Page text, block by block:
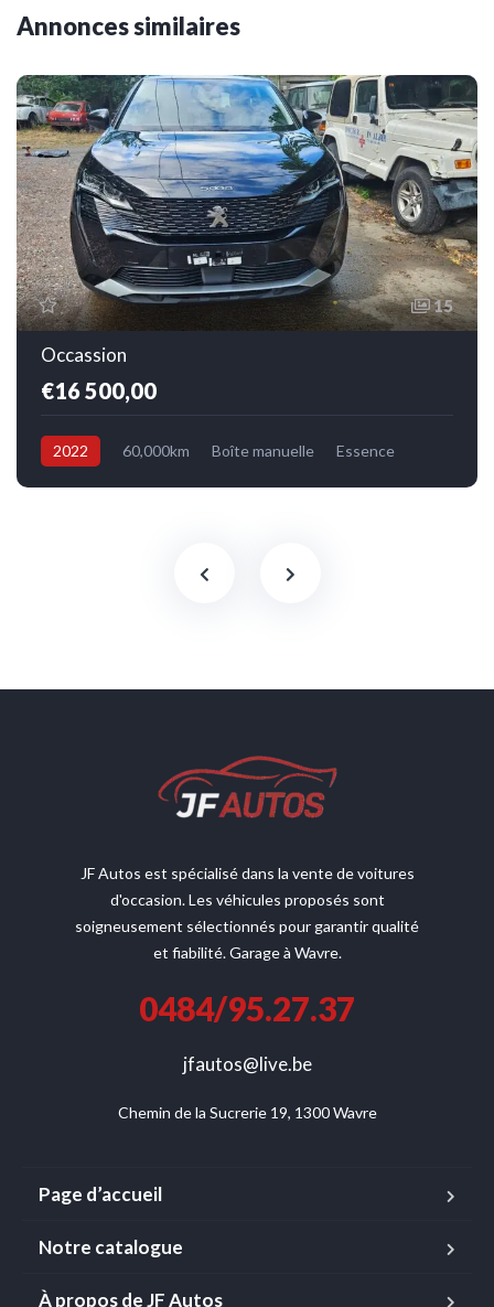
Annonces similaires
15
Occassion
€16 500,00
2022 60,000km Boîte manuelle
Essence
JF Autos est spécialisé dans la vente de voitures
d'occasion. Les véhicules proposés sont
soigneusement sélectionnés pour garantir qualité
et fiabilité. Garage à Wavre.
0484/95.27.37
jfautos@live.be
Chemin de la Sucrerie 19, 1300 Wavre
Page d’accueil
Notre catalogue
À propos de JF Autos